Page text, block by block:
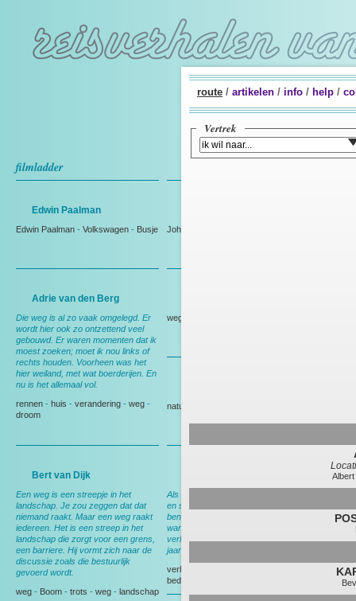
route / artikelen / info / help /
Albert
Vertrek
filmladder
Edwin Paalman
Edwin Paalman - Volkswagen - Busje Johan Westmaas
Adrie van den Berg
Die weg is al zo vaak omgelegd. Er
wordt hier ook zo ontzettend veel
gebouwd. Er waren momenten dat ik
moest zoeken; moet ik nou links of
rechts houden. Voorheen was het
hier weiland, met wat boerderijen. En
nu is het allemaal vol.
rennen - huis - verandering - weg -
droom
weg
natuur
Bert van Dijk
Een weg is een streepje in het
landschap. Je zou zeggen dat dat
niemand raakt. Maar een weg raakt
iedereen. Het is een streep in het
landschap die zorgt voor een grens,
een barriere. Hij vormt zich naar de
discussie zoals die bestuurlijk
gevoerd wordt.
weg - Boom - trots - weg - landschap
Als ik hier rij denk ik aan ruimte, rust
en schapen. En aan thuis, want dan
ben ik op weg naar huis. Nog wel,
want over een maand ga ik
verhuizen, dan heb ik deze weg 15
jaar gereden.
verhuizen
bedrijf